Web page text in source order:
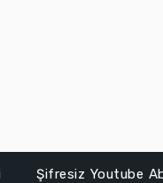
Şifresiz Youtube